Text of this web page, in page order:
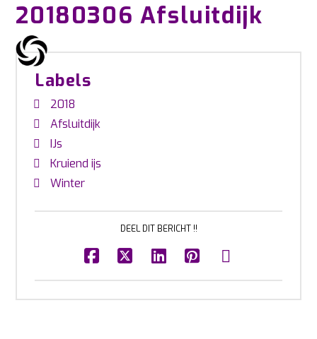
20180306 Afsluitdijk
Labels
2018
Afsluitdijk
IJs
Kruiend ijs
Winter
DEEL DIT BERICHT !!